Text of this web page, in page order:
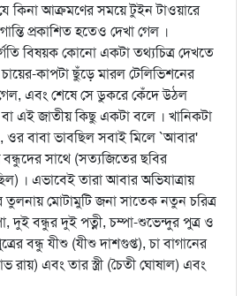
কিনা আক্রমণের সময়ে টুইন টাওয়ারে
প্রকাশিত হতেও দেখা গেল ।
বিষয়ক কোনো একটা তথ্যচিত্র দেখতে
কাপটা ছুঁড়ে মারল টেলিভিশনের
গেল, এবং শেষে সে ডুকরে কেঁদে উঠল
এই জাতীয় কিছু একটা বলে । খানিকটা
ওর বাবা ভাবছিল সবাই মিলে `আবার'
সাথে (সত্যজিতের ছবির
। এভাবেই তারা আবার অভিযাত্রায়
মোটামুটি জনা সাতেক নতুন চরিত্র
দুই বন্ধুর দুই পত্নী, চম্পা-শুভেন্দুর পুত্র ও
বন্ধু যীশু (যীশু দাশগুপ্ত), চা বাগানের
রায়) এবং তার স্ত্রী (চৈতী ঘোষাল) এবং